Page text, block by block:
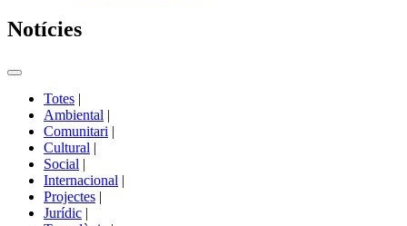
Notícies
Commutador
portals
Totes |
Ambiental |
Comunitari |
Cultural |
Social |
Internacional |
Projectes |
Jurídic |